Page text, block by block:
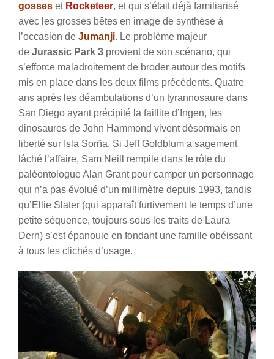
gosses et Rocketeer, et qui s’était déjà familiarisé
avec les grosses bêtes en image de synthèse à
l’occasion de Jumanji. Le problème majeur
de Jurassic Park 3 provient de son scénario, qui
s’efforce maladroitement de broder autour des motifs
mis en place dans les deux films précédents. Quatre
ans après les déambulations d’un tyrannosaure dans
San Diego ayant précipité la faillite d’Ingen, les
dinosaures de John Hammond vivent désormais en
liberté sur Isla Sorña. Si Jeff Goldblum a sagement
lâché l’affaire, Sam Neill rempile dans le rôle du
paléontologue Alan Grant pour camper un personnage
qui n’a pas évolué d’un millimètre depuis 1993, tandis
qu’Ellie Slater (qui apparaît furtivement le temps d’une
petite séquence, toujours sous les traits de Laura
Dern) s’est épanouie en fondant une famille obéissant
à tous les clichés d’usage.